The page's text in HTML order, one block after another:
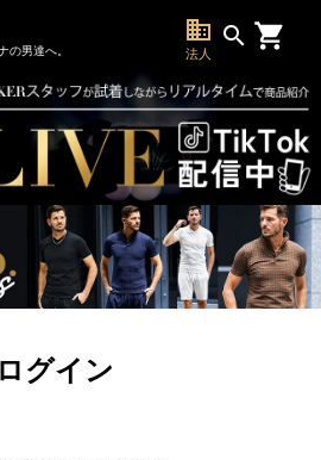
の男達へ。
business
法人
search
ログイン